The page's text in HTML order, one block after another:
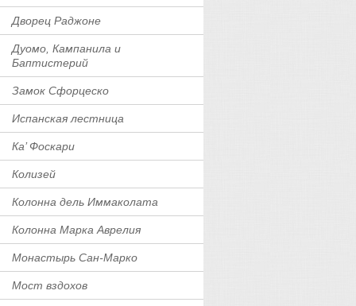
Дворец Раджоне
Дуомо, Кампанила и
Баптистерий
Замок Сфорцеско
Испанская лестница
Ка’ Фоскари
Колизей
Колонна дель Иммаколата
Колонна Марка Аврелия
Монастырь Сан-Марко
Мост вздохов